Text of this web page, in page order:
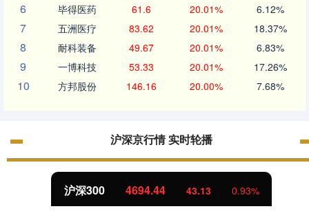
6 毕得医药 61.6 20.01% 6.12%
7 五洲医疗 83.62 20.01% 18.37%
8 耐科装备 49.67 20.01% 6.83%
9 一博科技 53.33 20.01% 17.26%
10 方邦股份 146.16 20.00% 7.68%
沪深京行情 实时轮播
沪深300 4694.44 43.13 0.93%